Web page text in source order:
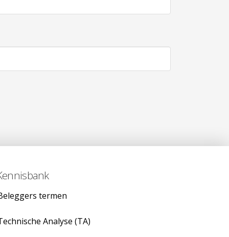
termen
Analyse (TA)